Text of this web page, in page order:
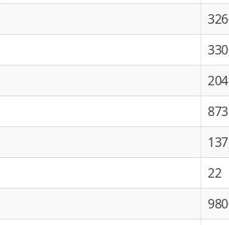
873
22